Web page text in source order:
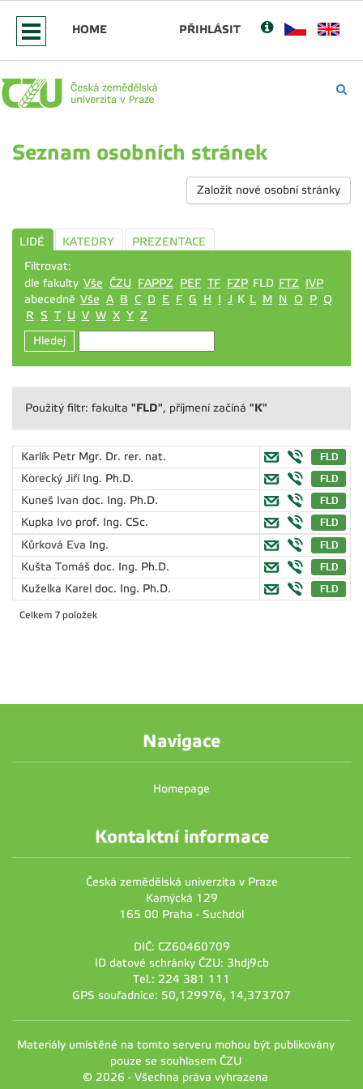
HOME PŘIHLÁSIT
Seznam osobních stránek
Založit nové osobní stránky
LIDÉ KATEDRY
PREZENTACE
Filtrovat:
dle fakulty Vše ČZU FAPPZ PEF TF FZP FLD FTZ IVP
abecedně Vše A B C D E F G H I J K L M N O P Q
R S T U V W X Y Z
Hledej
Použitý filtr: fakulta "FLD", příjmení začíná "K"
Karlík Petr Mgr. Dr. rer. nat.
Korecký Jiří Ing. Ph.D.
Kuneš Ivan doc. Ing. Ph.D.
Kupka Ivo prof. Ing. CSc.
Kůrková Eva Ing.
Kušta Tomáš doc. Ing. Ph.D.
Kuželka Karel doc. Ing. Ph.D.
Celkem 7 položek
Navigace
Homepage
Kontaktní informace
Česká zemědělská univerzita v Praze
Kamýcká 129
165 00 Praha - Suchdol
DIČ: CZ60460709
ID datové schránky ČZU: 3hdj9cb
Tel.: 224 381 111
GPS souřadnice: 50,129976, 14,373707
Materiály umístěné na tomto serveru mohou být publikovány
pouze se souhlasem ČZU
© 2026 - Všechna práva vyhrazena